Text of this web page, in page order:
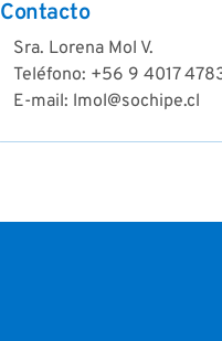
Contacto
Sra. Lorena Mol V.
Teléfono: +56 9 4017
E-mail: lmol@sochipe.cl